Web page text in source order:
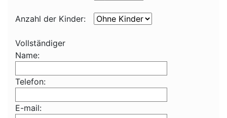
Anzahl der Kinder:
Vollständiger
Name:
Telefon:
E-mail: